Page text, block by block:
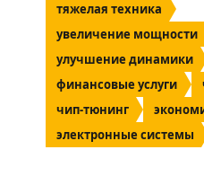
тяжелая техника
увеличение мощности
улучшение динамики
финансовые услуги
чип-тюнинг
электронные системы